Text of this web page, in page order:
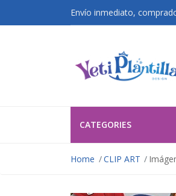
Envío inmediato,
CATEGORIES
Home CLIP ART